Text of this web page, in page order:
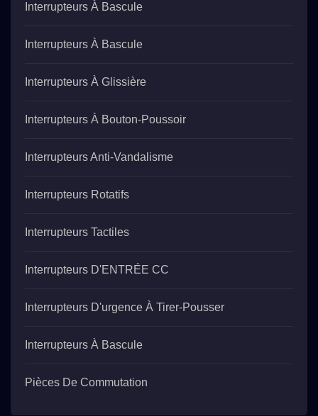
Interrupteurs À Bascule
Interrupteurs À Bascule
Interrupteurs À Glissière
Interrupteurs À Bouton-Poussoir
Interrupteurs Anti-Vandalisme
Interrupteurs Rotatifs
Interrupteurs Tactiles
Interrupteurs D'ENTRÉE CC
Interrupteurs D'urgence À Tirer-Pousser
Interrupteurs À Bascule
Pièces De Commutation